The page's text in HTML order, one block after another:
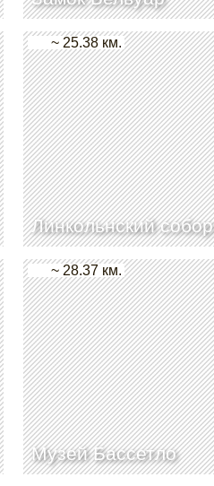
Линкольнский собор
~ 25.38 км.
Музей Бассетло
~ 28.37 км.